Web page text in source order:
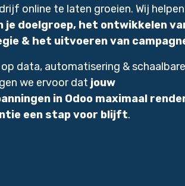
online te laten groeien. Wij
je doelgroep, het ontwikkelen
& het uitvoeren van
data, automatisering & schaalbare
we ervoor dat jouw
in Odoo maximaal
een stap voor blijft.